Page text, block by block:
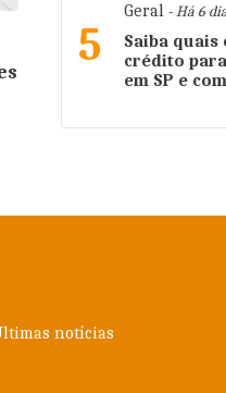
5
Geral - Há 6
Saiba
crédito
em SP e
notícias